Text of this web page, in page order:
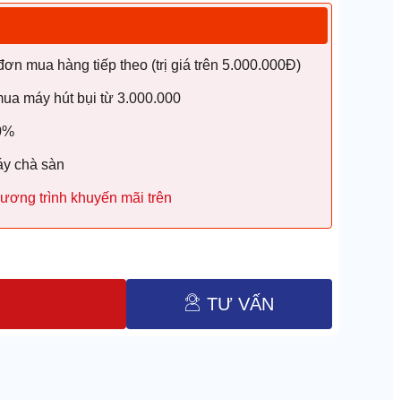
mua hàng tiếp theo (trị giá trên 5.000.000Đ)
máy hút bụi từ 3.000.000
chà sàn
trình khuyến mãi trên
TƯ VẤN